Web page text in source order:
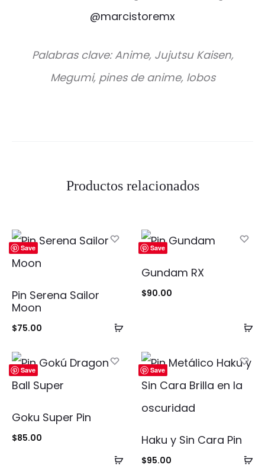
@marcistoremx
Palabras clave: Anime, Jujutsu Kaisen,
Megumi, pines de anime, lobos
Productos relacionados
Save
Añadir
carrito
Pin Serena Sailor
Moon
$75.00
Save
Gundam RX
$90.00
Save
Añadir
Goku Super Pin
$85.00
Save
Haku y Sin Cara Pin
$95.00